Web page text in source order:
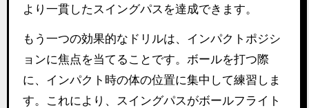
より一貫したスイングパスを達成できます。
もう一つの効果的なドリルは、インパクトポジシ
ョンに焦点を当てることです。ボールを打つ際
に、インパクト時の体の位置に集中して練習しま
す。これにより、スイングパスがボールフライト